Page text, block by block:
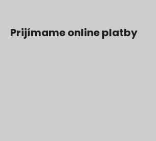
Prijímame online platby